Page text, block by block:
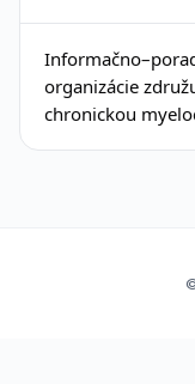
organizácie
chronickou